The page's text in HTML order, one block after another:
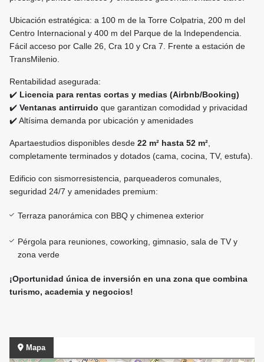
Ubicación estratégica: a 100 m de la Torre Colpatria, 200 m del
Centro Internacional y 400 m del Parque de la Independencia.
Fácil acceso por Calle 26, Cra 10 y Cra 7. Frente a estación de
TransMilenio.
Rentabilidad asegurada:
✔️ Licencia para rentas cortas y medias (Airbnb/Booking)
✔️ Ventanas antirruido que garantizan comodidad y privacidad
✔️ Altísima demanda por ubicación y amenidades
Apartaestudios disponibles desde 22 m² hasta 52 m²
completamente terminados y dotados (cama, cocina, TV, estufa).
Edificio con sismorresistencia, parqueaderos comunales,
seguridad 24/7 y amenidades premium:
Terraza panorámica con BBQ y chimenea exterior
Pérgola para reuniones, coworking, gimnasio, sala de TV y
zona verde
¡Oportunidad única de inversión en una zona que combina
turismo, academia y negocios!
Mapa